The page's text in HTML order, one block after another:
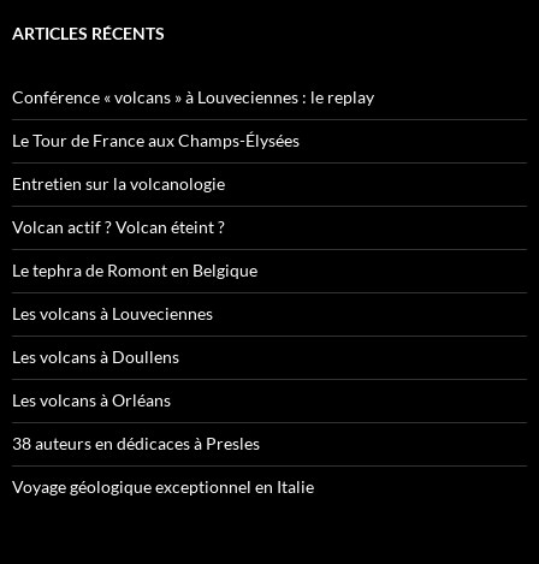
ARTICLES RÉCENTS
Conférence « volcans » à Louveciennes : le replay
Le Tour de France aux Champs-Élysées
Entretien sur la volcanologie
Volcan actif ? Volcan éteint ?
Le tephra de Romont en Belgique
Les volcans à Louveciennes
Les volcans à Doullens
Les volcans à Orléans
38 auteurs en dédicaces à Presles
Voyage géologique exceptionnel en Italie